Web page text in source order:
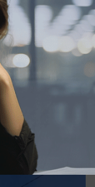
и
в КубГУ в